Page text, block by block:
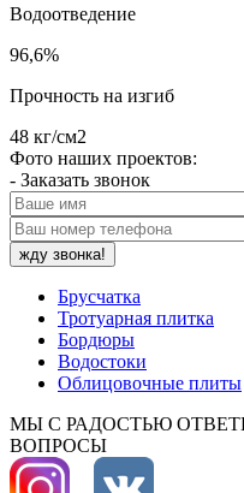
Водоотведение
96,6%
Прочность на изгиб
48 кг/см2
Фото наших проектов:
- Заказать звонок
Брусчатка
Тротуарная плитка
Бордюры
Водостоки
Облицовочные плиты
МЫ С РАДОСТЬЮ
ВОПРОСЫ